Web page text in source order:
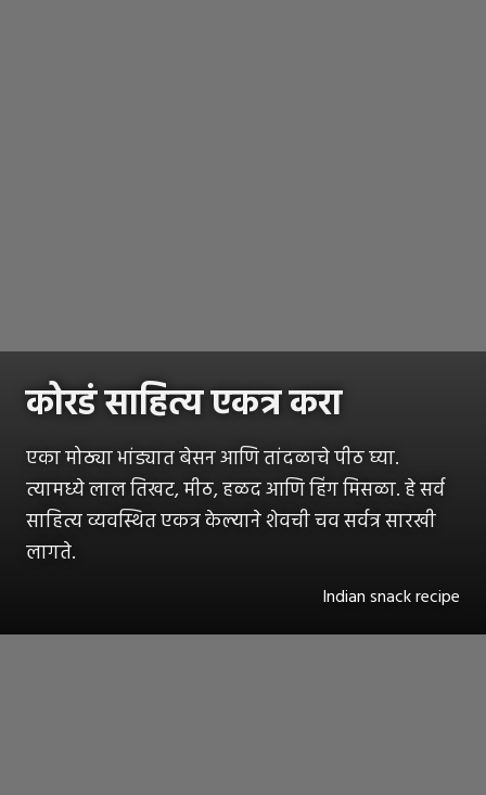
कोरडं साहित्य एकत्र करा
एका मोठ्या भांड्यात बेसन आणि तांदळाचे पीठ घ्या.
त्यामध्ये लाल तिखट, मीठ, हळद आणि हिंग मिसळा. हे सर्व
साहित्य व्यवस्थित एकत्र केल्याने शेवची चव सर्वत्र सारखी
लागते.
Indian snack recipe